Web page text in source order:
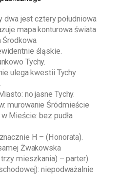
dwa jest cztery południowa
mapa konturowa świata
śląskie.
Tychy.
ulega kwestii Tychy
no jasne Tychy.
murowanie Śródmieście
Mieście: bez pudła
H – (Honorata).
Żwakowska
mieszkania) – parter).
niepodważalnie